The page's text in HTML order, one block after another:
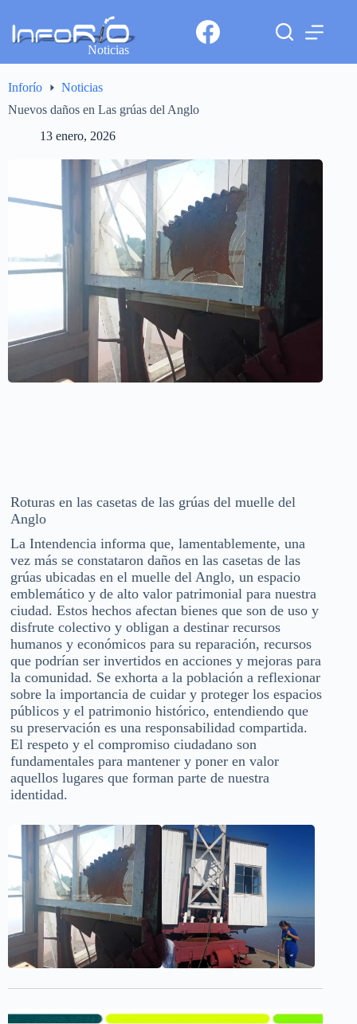
Noticias
Inforío
Noticias
Nuevos daños en Las grúas del Anglo
13 enero, 2026
Roturas en las casetas de las grúas del muelle del
Anglo
La Intendencia informa que, lamentablemente, una
vez más se constataron daños en las casetas de las
grúas ubicadas en el muelle del Anglo, un espacio
emblemático y de alto valor patrimonial para nuestra
ciudad. Estos hechos afectan bienes que son de uso y
disfrute colectivo y obligan a destinar recursos
humanos y económicos para su reparación, recursos
que podrían ser invertidos en acciones y mejoras para
la comunidad. Se exhorta a la población a reflexionar
sobre la importancia de cuidar y proteger los espacios
públicos y el patrimonio histórico, entendiendo que
su preservación es una responsabilidad compartida.
El respeto y el compromiso ciudadano son
fundamentales para mantener y poner en valor
aquellos lugares que forman parte de nuestra
identidad.